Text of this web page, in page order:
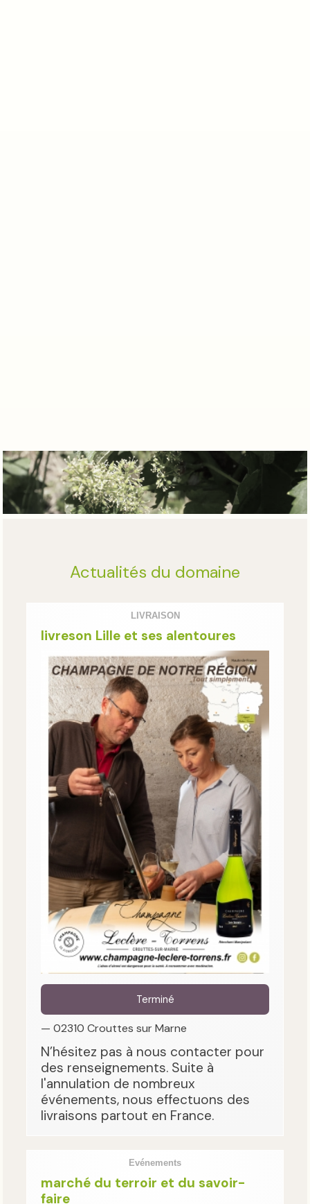
Actualités du domaine
LIVRAISON
livreson Lille et ses alentoures
Terminé
— 02310 Crouttes sur Marne
N’hésitez pas à nous contacter pour
des renseignements. Suite à
l'annulation de nombreux
événements, nous effectuons des
livraisons partout en France.
Evénements
marché du terroir et du savoir-
faire